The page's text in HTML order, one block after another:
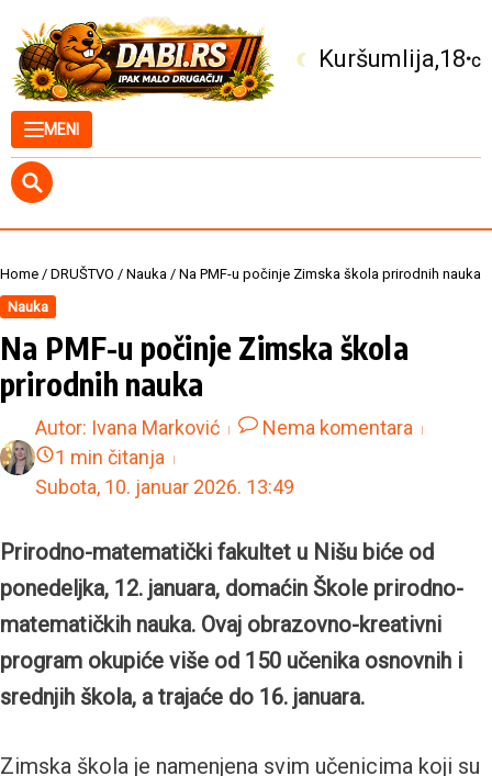
MENI
Kuršumlija 18°C
Home / DRUŠTVO / Nauka / Na PMF-u počinje Zimska škola prirodnih nauka
Nauka
Na PMF-u počinje Zimska škola
prirodnih nauka
Autor: Ivana Marković
Nema komentara
1 min čitanja
Subota, 10. januar 2026. 13:49
Prirodno-matematički fakultet u Nišu biće od
ponedeljka, 12. januara, domaćin Škole prirodno-
matematičkih nauka. Ovaj obrazovno-kreativni
program okupiće više od 150 učenika osnovnih i
srednjih škola, a trajaće do 16. januara.
Zimska škola je namenjena svim učenicima koji su